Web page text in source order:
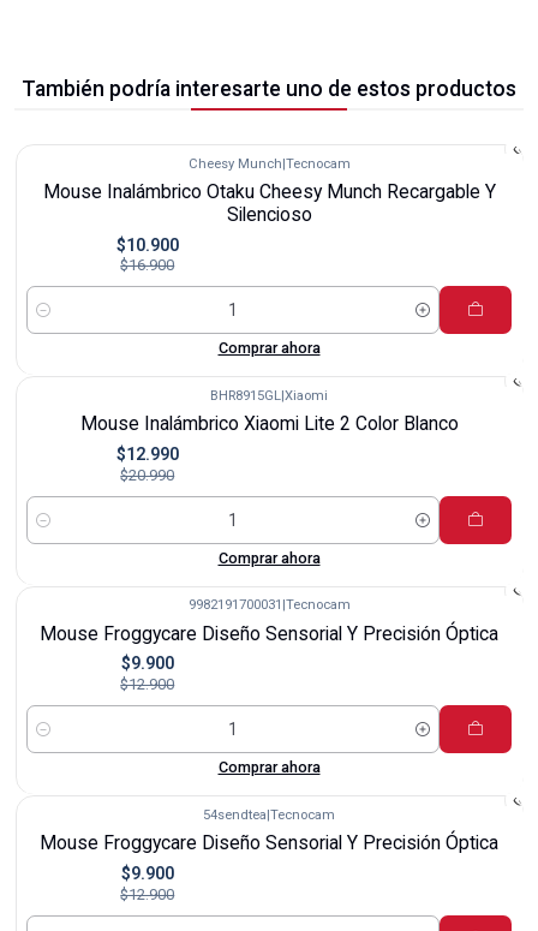
También podría interesarte uno de estos productos
Cheesy Munch|Tecnocam
Mouse Inalámbrico Otaku Cheesy Munch Recargable Y
Silencioso
$10.900
$16.900
Cantidad
Comprar ahora
BHR8915GL|Xiaomi
Mouse Inalámbrico Xiaomi Lite 2 Color Blanco
$12.990
$20.990
Cantidad
Comprar ahora
9982191700031 Tecnocam
Mouse Froggycare Diseño Sensorial Y Precisión Óptica
$9.900
$12.900
Cantidad
Comprar ahora
54sendtea|Tecnocam
Mouse Froggycare Diseño Sensorial Y Precisión Óptica
$9.900
$12.900